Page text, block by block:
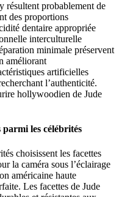
résultent probablement de
des proportions
dentaire appropriée
interculturelle
minimale préservent
améliorant
artificielles
l’authenticité.
hollywoodien de Jude
les célébrités
choisissent les facettes
la caméra sous l’éclairage
américaine haute
Les facettes de Jude